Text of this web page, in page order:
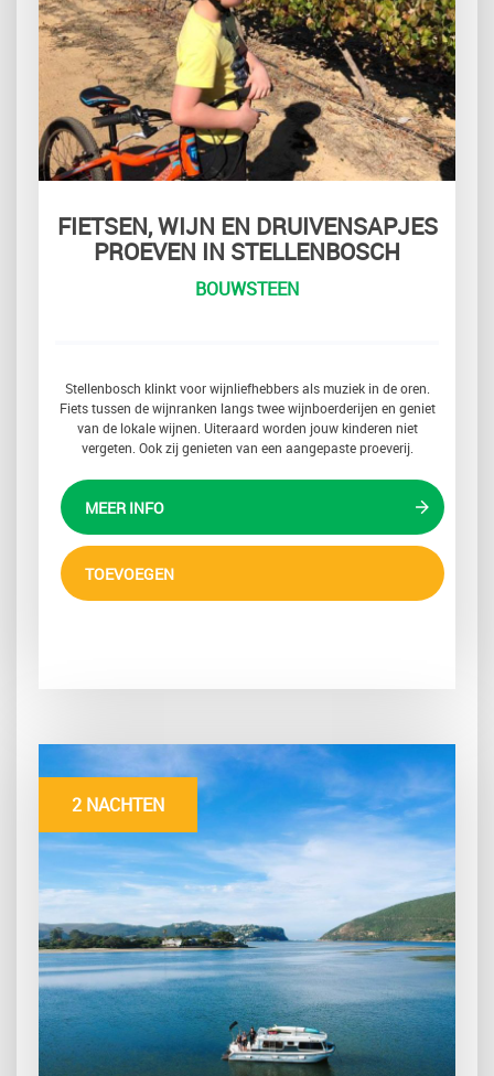
FIETSEN, WIJN EN DRUIVENSAPJES
PROEVEN IN STELLENBOSCH
BOUWSTEEN
Stellenbosch klinkt voor wijnliefhebbers als muziek in de oren.
Fiets tussen de wijnranken langs twee wijnboerderijen en geniet
van de lokale wijnen. Uiteraard worden jouw kinderen niet
vergeten. Ook zij genieten van een aangepaste proeverij.
MEER INFO
TOEVOEGEN
2 NACHTEN